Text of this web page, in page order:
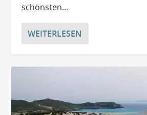
schönsten...
WEITERLESEN